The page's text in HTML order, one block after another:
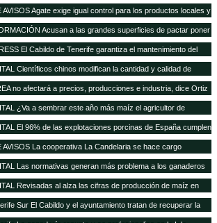
el 8%
AVISOS Agate exige igual control para los productos locales y
Acusan a las grandes superficies de pactar poner
más barato como reclamo
El Cabildo de Tenerife garantiza el mantenimiento del
prevé una inversión de 500.000 euros en tres años
Científicos chinos modifican la cantidad y calidad de
maíz
no afectará a precios, producciones e industria, dice Ortiz
¿Va a sembrar este año más maíz el agricultor de
El 96% de las explotaciones porcinas de España cumplen
de bienestar
AVISOS La cooperativa La Candelaria se hace cargo
de Teisol
Las normativas generan más problema a los ganaderos
de los cereales según la FNSEA
Revisadas al alza las cifras de producción de maíz en
Sur El Cabildo y el ayuntamiento tratan de recuperar la